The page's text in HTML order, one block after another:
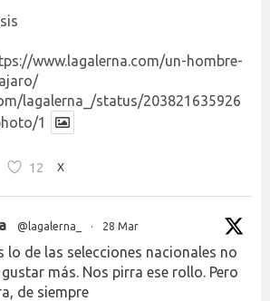
www.lagalerna.com/un-hombre-
lagalerna_/status/203821635926
1
12 X
@lagalerna_ · 28 Mar
lo de las selecciones nacionales no
más. Nos pirra ese rollo. Pero
de siempre